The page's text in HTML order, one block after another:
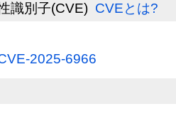
識別子(CVE) CVEとは?
2025-6966